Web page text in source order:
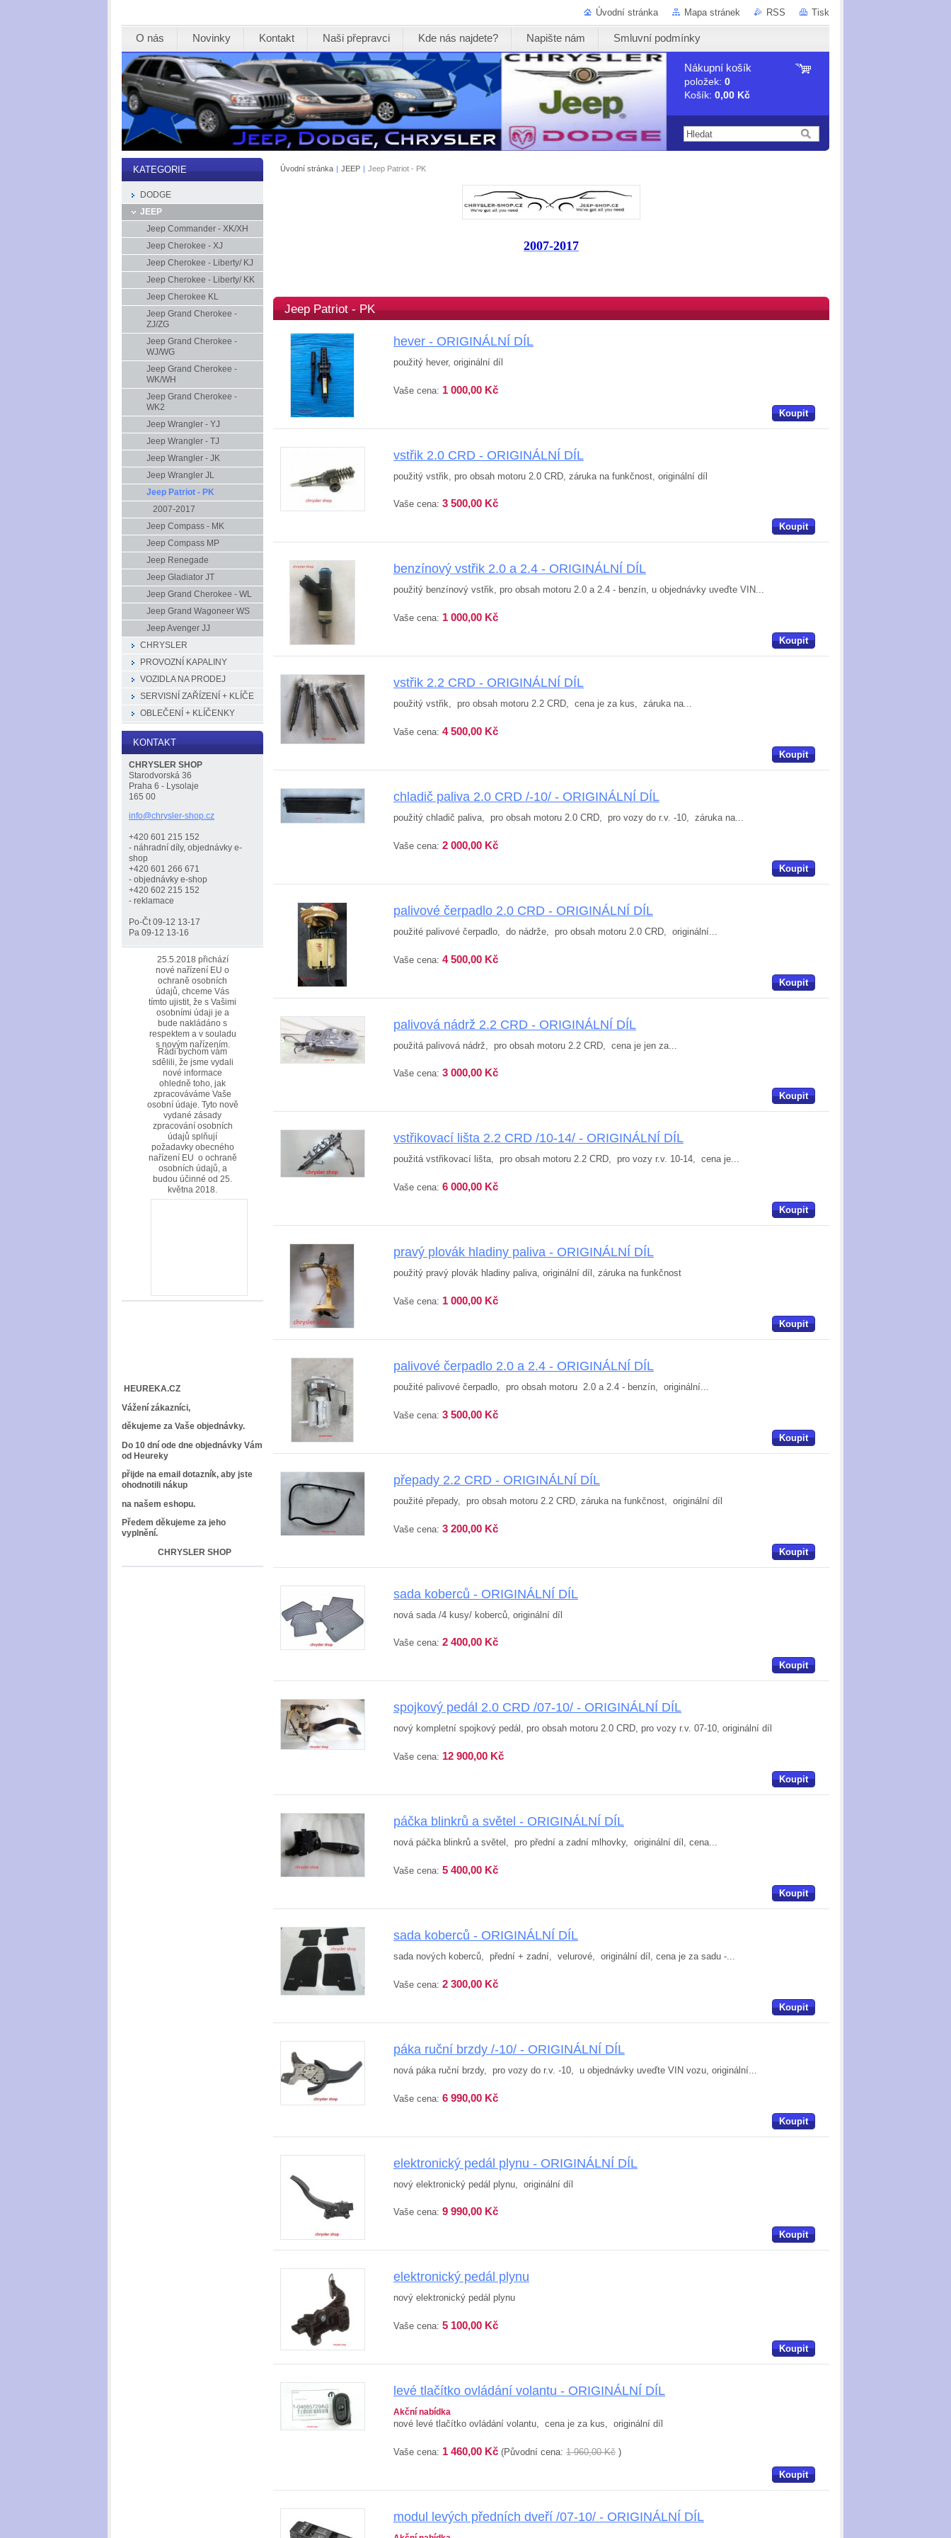
Úvodní stránka Mapa stránek RSS Tisk
O nás Novinky Kontakt Naši přepravci Kde nás najdete? Napište nám Smluvní podmínky
Nákupní košík
položek: 0
Košík: 0,00 Kč
Úvodní stránka | JEEP | Jeep Patriot - PK
2007-2017
Jeep Patriot - PK
hever - ORIGINÁLNÍ DÍL
použitý hever, originální díl
Vaše cena: 1 000,00 Kč
Koupit
vstřik 2.0 CRD - ORIGINÁLNÍ DÍL
použitý vstřik, pro obsah motoru 2.0 CRD, záruka na funkčnost, originální díl
Vaše cena: 3 500,00 Kč
Koupit
benzínový vstřik 2.0 a 2.4 - ORIGINÁLNÍ DÍL
použitý benzínový vstřik, pro obsah motoru 2.0 a 2.4 - benzín, u objednávky uveďte VIN...
Vaše cena: 1 000,00 Kč
Koupit
vstřik 2.2 CRD - ORIGINÁLNÍ DÍL
použitý vstřik, pro obsah motoru 2.2 CRD, cena je za kus, záruka na...
Vaše cena: 4 500,00 Kč
Koupit
chladič paliva 2.0 CRD /-10/ - ORIGINÁLNÍ DÍL
použitý chladič paliva, pro obsah motoru 2.0 CRD, pro vozy do r.v. -10, záruka na...
Vaše cena: 2 000,00 Kč
Koupit
palivové čerpadlo 2.0 CRD - ORIGINÁLNÍ DÍL
použité palivové čerpadlo, do nádrže, pro obsah motoru 2.0 CRD, originální...
Vaše cena: 4 500,00 Kč
Koupit
palivová nádrž 2.2 CRD - ORIGINÁLNÍ DÍL
použitá palivová nádrž, pro obsah motoru 2.2 CRD, cena je jen za...
Vaše cena: 3 000,00 Kč
Koupit
vstřikovací lišta 2.2 CRD /10-14/ - ORIGINÁLNÍ DÍL
použitá vstřikovací lišta, pro obsah motoru 2.2 CRD, pro vozy r.v. 10-14, cena je...
Vaše cena: 6 000,00 Kč
Koupit
pravý plovák hladiny paliva - ORIGINÁLNÍ DÍL
použitý pravý plovák hladiny paliva, originální díl, záruka na funkčnost
Vaše cena: 1 000,00 Kč
Koupit
palivové čerpadlo 2.0 a 2.4 - ORIGINÁLNÍ DÍL
použité palivové čerpadlo, pro obsah motoru 2.0 a 2.4 - benzín, originální...
Vaše cena: 3 500,00 Kč
Koupit
přepady 2.2 CRD - ORIGINÁLNÍ DÍL
použité přepady, pro obsah motoru 2.2 CRD, záruka na funkčnost, originální díl
Vaše cena: 3 200,00 Kč
Koupit
sada koberců - ORIGINÁLNÍ DÍL
nová sada /4 kusy/ koberců, originální díl
Vaše cena: 2 400,00 Kč
Koupit
spojkový pedál 2.0 CRD /07-10/ - ORIGINÁLNÍ DÍL
nový kompletní spojkový pedál, pro obsah motoru 2.0 CRD, pro vozy r.v. 07-10, originální díl
Vaše cena: 12 900,00 Kč
Koupit
páčka blinkrů a světel - ORIGINÁLNÍ DÍL
nová páčka blinkrů a světel, pro přední a zadní mlhovky, originální díl, cena...
Vaše cena: 5 400,00 Kč
Koupit
sada koberců - ORIGINÁLNÍ DÍL
sada nových koberců, přední + zadní, velurové, originální díl, cena je za sadu -...
Vaše cena: 2 300,00 Kč
Koupit
páka ruční brzdy /-10/ - ORIGINÁLNÍ DÍL
nová páka ruční brzdy, pro vozy do r.v. -10, u objednávky uveďte VIN vozu, originální...
Vaše cena: 6 990,00 Kč
Koupit
elektronický pedál plynu - ORIGINÁLNÍ DÍL
nový elektronický pedál plynu, originální díl
Vaše cena: 9 990,00 Kč
Koupit
elektronický pedál plynu
nový elektronický pedál plynu
Vaše cena: 5 100,00 Kč
Koupit
levé tlačítko ovládání volantu - ORIGINÁLNÍ DÍL
Akční nabídka
nové levé tlačítko ovládání volantu, cena je za kus, originální díl
Vaše cena: 1 460,00 Kč (Původní cena: 1 960,00 Kč )
Koupit
modul levých předních dveří /07-10/ - ORIGINÁLNÍ DÍL
KATEGORIE
DODGE
JEEP
Jeep Commander - XK/XH
Jeep Cherokee - XJ
Jeep Cherokee - Liberty/ KJ
Jeep Cherokee - Liberty/ KK
Jeep Cherokee KL
Jeep Grand Cherokee -
ZJ/ZG
Jeep Grand Cherokee -
WJ/WG
Jeep Grand Cherokee -
WK/WH
Jeep Grand Cherokee -
WK2
Jeep Wrangler - YJ
Jeep Wrangler - TJ
Jeep Wrangler - JK
Jeep Wrangler JL
Jeep Patriot - PK
2007-2017
Jeep Compass - MK
Jeep Compass MP
Jeep Renegade
Jeep Gladiator JT
Jeep Grand Cherokee - WL
Jeep Grand Wagoneer WS
Jeep Avenger JJ
CHRYSLER
PROVOZNÍ KAPALINY
VOZIDLA NA PRODEJ
SERVISNÍ ZAŘÍZENÍ + KLÍČE
OBLEČENÍ + KLÍČENKY
KONTAKT
CHRYSLER SHOP
Starodvorská 36
Praha 6 - Lysolaje
165 00
info@chrysler-shop.cz
+420 601 215 152
- náhradní díly, objednávky e-
shop
+420 601 266 671
- objednávky e-shop
+420 602 215 152
- reklamace
Po-Čt 09-12 13-17
Pa 09-12 13-16
25.5.2018 přichází
nové nařízení EU o
ochraně osobních
údajů, chceme Vás
tímto ujistit, že s Vašimi
osobními údaji je a
bude nakládáno s
respektem a v souladu
s novým nařízením.
Rádi bychom vám
sdělili, že jsme vydali
nové informace
ohledně toho, jak
zpracováváme Vaše
osobní údaje. Tyto nově
vydané zásady
zpracování osobních
údajů splňují
požadavky obecného
nařízení EU o ochraně
osobních údajů, a
budou účinné od 25.
května 2018.
HEUREKA.CZ
Vážení zákazníci,
děkujeme za Vaše objednávky.
Do 10 dní ode dne objednávky Vám
od Heureky
přijde na email dotazník, aby jste
ohodnotili nákup
na našem eshopu.
Předem děkujeme za jeho
vyplnění.
CHRYSLER SHOP